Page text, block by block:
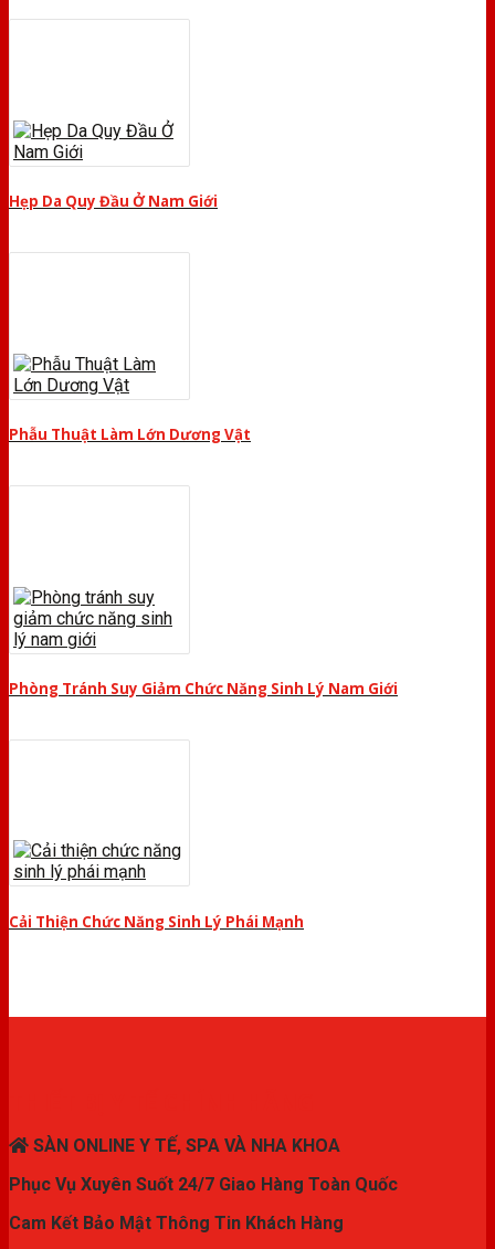
Hẹp Da Quy Đầu Ở Nam Giới
Phẫu Thuật Làm Lớn Dương Vật
Phòng Tránh Suy Giảm Chức Năng Sinh Lý Nam Giới
Cải Thiện Chức Năng Sinh Lý Phái Mạnh
SÀN ONLINE Y TẾ, SPA VÀ NHA KHOA
Phục Vụ Xuyên Suốt 24/7 Giao Hàng Toàn Quốc
Cam Kết Bảo Mật Thông Tin Khách Hàng